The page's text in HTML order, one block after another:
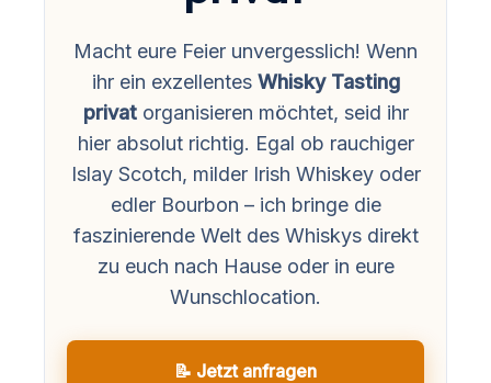
Macht eure Feier unvergesslich! Wenn
ihr ein exzellentes Whisky Tasting
privatorganisieren möchtet, seid ihr
hier absolut richtig. Egal ob rauchiger
Islay Scotch, milder Irish Whiskey oder
edler Bourbon – ich bringe die
faszinierende Welt des Whiskys direkt
zu euch nach Hause oder in eure
Wunschlocation.
📝 Jetzt anfragen